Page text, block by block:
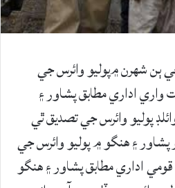
ٻن شهرن ۾پوليو وائرس جي
اداري مطابق پشاور ۽
پوليو وائرس جي تصديق ٿي
۽ هنگو ۾ پوليو وائرس جي
اداري مطابق پشاور ۽ هنگو